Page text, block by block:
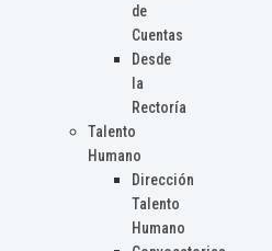
de
Cuentas
Desde
la
Rectoría
Talento
Humano
Dirección
Talento
Humano